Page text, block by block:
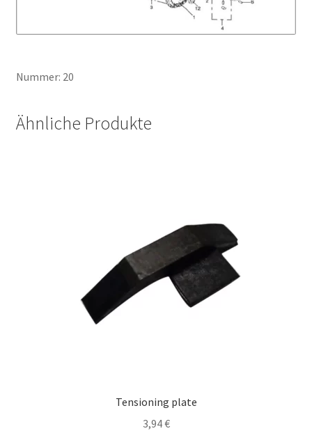
Nummer: 20
Ähnliche Produkte
Tensioning plate
3,94€